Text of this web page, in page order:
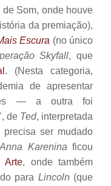
Som, onde houve
da premiação),
Escura (no único
Skyfall, que
. (Nesta categoria,
de apresentar
— a outra foi
de Ted, interpretada
ser mudado
Anna Karenina ficou
Arte, onde também
para Lincoln (que